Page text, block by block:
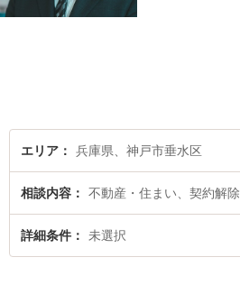
エリア 兵庫県、神戸市垂水区
相談内容 不動産・住まい、契約解除
詳細条件 未選択